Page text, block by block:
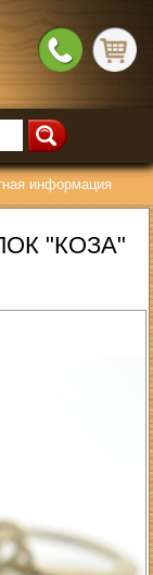
информация
"КОЗА"